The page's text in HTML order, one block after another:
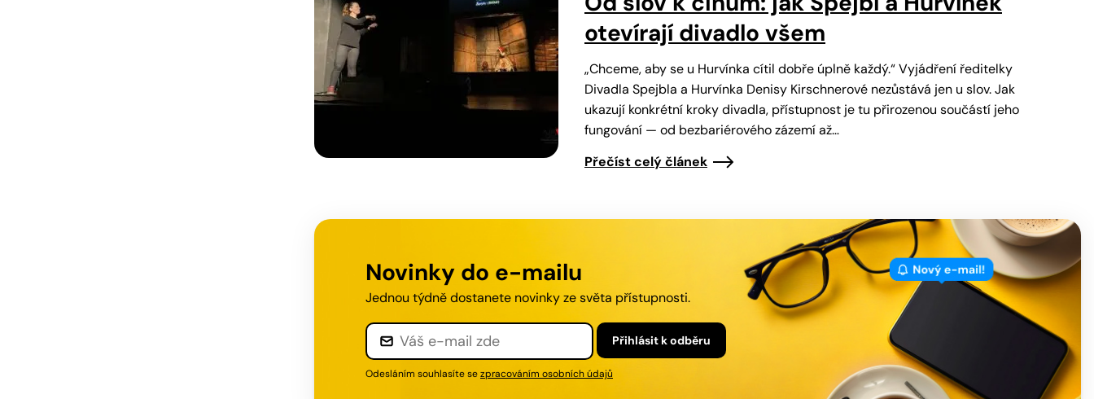
otevírají divadlo všem
„Chceme, aby se u Hurvínka cítil dobře úplně každý.“ Vyjádření ředitelky
Divadla Spejbla a Hurvínka Denisy Kirschnerové nezůstává jen u slov. Jak
ukazují konkrétní kroky divadla, přístupnost je tu přirozenou součástí jeho
fungování — od bezbariérového zázemí až…
Přečíst celý článek
Novinky do e-mailu
Jednou týdně dostanete novinky ze světa přístupnosti.
Přihlásit k odběru
Odesláním souhlasíte sezpracováním osobních údajů